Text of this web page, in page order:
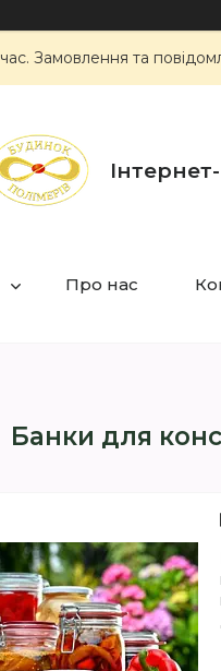
Замовлення та
Про нас
Банки для